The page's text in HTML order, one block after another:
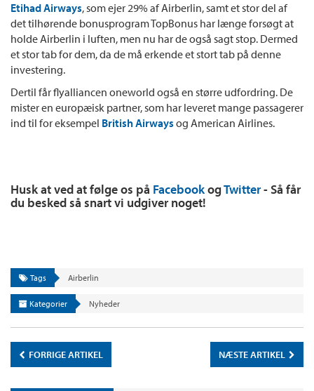
Etihad Airways, som ejer 29% af Airberlin, samt et stor del af
det tilhørende bonusprogram TopBonus har længe forsøgt at
holde Airberlin i luften, men nu har de også sagt stop. Dermed
et stor tab for dem, da de må erkende et stort tab på denne
investering.
Dertil får flyalliancen oneworld også en større udfordring. De
mister en europæisk partner, som har leveret mange passagerer
ind til for eksempel British Airways og American Airlines.
Husk at ved at følge os på FacebookogTwitter- Så får
du besked så snart vi udgiver noget!
Tags Airberlin
Kategorier Nyheder
FORRIGE ARTIKEL NÆSTE ARTIKEL